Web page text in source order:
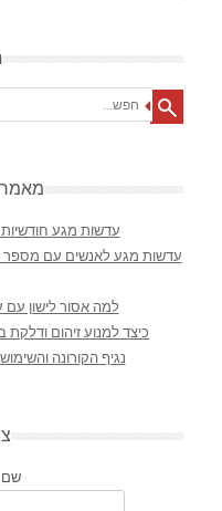
עדשות מגע
עדשות מגע לאנשים עם מספר
למה אסור לישון
כיצד למנוע זיהום
נגיף הקורונה
שם